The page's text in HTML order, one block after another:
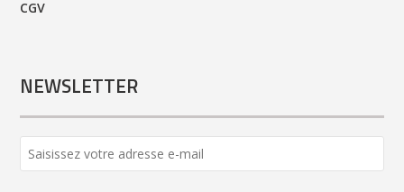
CGV
NEWSLETTER